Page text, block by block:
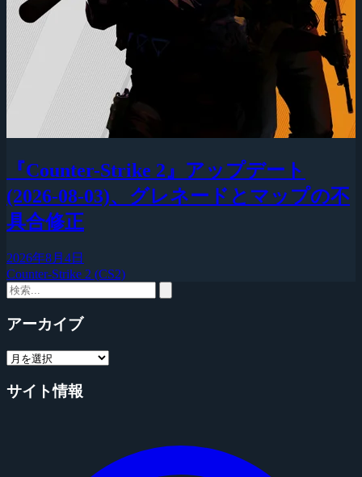
『Counter-Strike 2』アップデート
(2026-08-03)、グレネードとマップの不
具合修正
2026年8月4日
Counter-Strike 2 (CS2)
アーカイブ
サイト情報